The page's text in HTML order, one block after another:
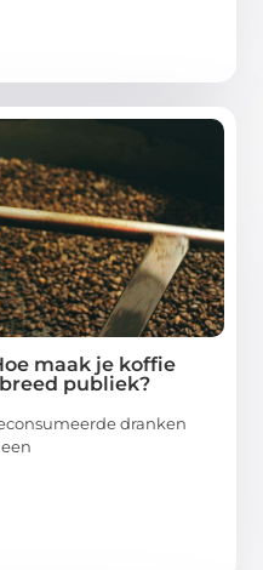
maak je koffie
publiek?
dranken